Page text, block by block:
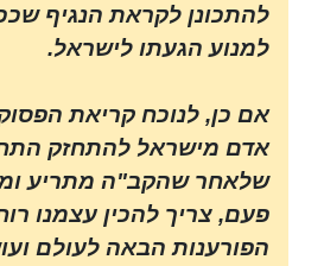
להתכונן לקראת הנגיף
למנוע הגעתו לישראל.
אם כן, לנוכח קריאת
אדם מישראל להתחזק
שלאחר שהקב"ה מתריע
פעם, צריך להכין עצמנו
הפורענות הבאה לעולם